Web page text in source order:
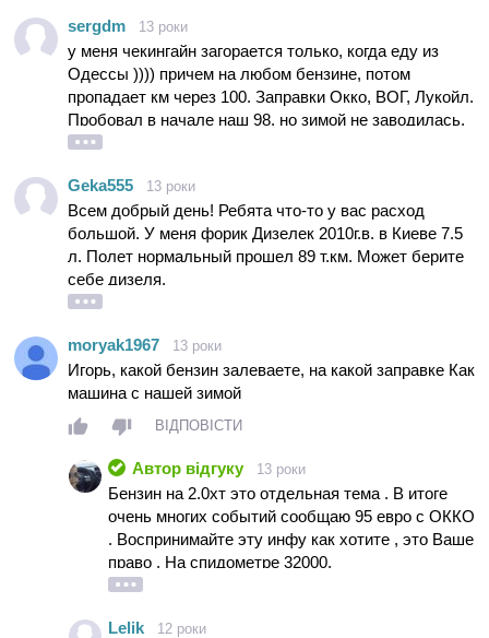
неоправданно дороговата. Хотя, чтобы понять
автомобиль, на нём нужно поездить какое-то
время. Формальный тест-драйв не даст
реального представления об автомобиле.
Одна проблема как выяснилось ... это бензин. 2.5
хавает любой а ХТ только очень хороший иначе на
ремонт.
sergdm 13 роки
у меня чекингайн загорается только, когда еду из
Одессы )))) причем на любом бензине, потом
пропадает км через 100. Заправки Окко, ВОГ, Лукойл.
Пробовал в начале наш 98, но зимой не заводилась,
с 95 все ок. 12лет авто пробег 300т, а приемистость
алькантара и все тогдашние навороты. Сейчас салон
конечно проиирывает.
Geka555 13 роки
Всем добрый день! Ребята что-то у вас расход
большой. У меня форик Дизелек 2010г.в. в Киеве 7.5
л. Полет нормальный прошел 89 т.км. Может берите
себе дизеля.
moryak1967 13 роки
Игорь, какой бензин залеваете, на какой заправке Как
машина с нашей зимой
ВІДПОВІСТИ
Автор відгуку 13 роки
Бензин на 2.0хт это отдельная тема . В итоге
очень многих событий сообщаю 95 евро с ОККО
. Воспринимайте эту инфу как хотите , это Ваше
право . На спидометре 32000.
Lelik 12 роки